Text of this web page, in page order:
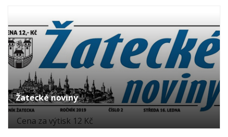
Žatecké noviny
Cena za výtisk 12 Kč